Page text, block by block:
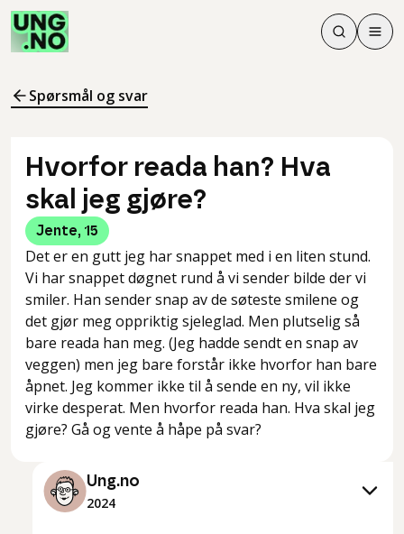
Søk
Søk
Meny
Spørsmål og svar
Hvorfor reada han? Hva
skal jeg gjøre?
Jente, 15
Det er en gutt jeg har snappet med i en liten stund.
Vi har snappet døgnet rund å vi sender bilde der vi
smiler. Han sender snap av de søteste smilene og
det gjør meg oppriktig sjeleglad. Men plutselig så
bare reada han meg. (Jeg hadde sendt en snap av
veggen) men jeg bare forstår ikke hvorfor han bare
åpnet. Jeg kommer ikke til å sende en ny, vil ikke
virke desperat. Men hvorfor reada han. Hva skal jeg
gjøre? Gå og vente å håpe på svar?
Ung.no
2024